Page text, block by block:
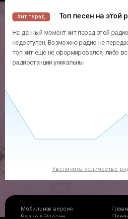
Хит парад Топ песен на этой
На данный момент хит парад этой
недоступен. Возможно радио не
топ хит еще не сформировался, либо
радиостанции уникальны
Увеличить количество
Мобильная версия
Радио в России